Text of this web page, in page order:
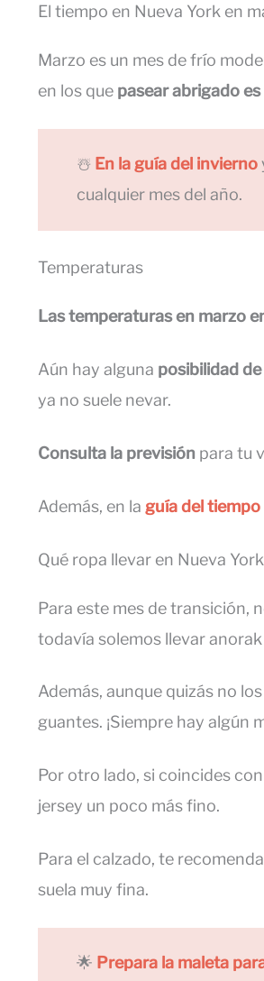
El tiempo en Nueva York en
Marzo es un mes de frío
en los que pasear abrigado
☃️ En la guía del invierno
cualquier mes del año.
Temperaturas
Las temperaturas en marzo
Aún hay alguna posibilidad
ya no suele nevar.
Consulta la previsión para tu
Además, en la guía del
Qué ropa llevar en Nueva
Para este mes de transición,
todavía solemos llevar
Además, aunque quizás no
guantes. ¡Siempre hay algún
Por otro lado, si coincides con
jersey un poco más fino.
Para el calzado, te
suela muy fina.
🌟 Prepara la maleta